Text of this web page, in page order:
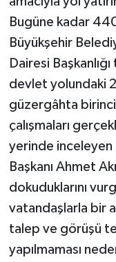
Bugüne kadar
Büyükşehir
Dairesi
devlet yolundaki
güzergâhta
çalışmaları
yerinde inceleyen
Başkanı Ahmet
dokuduklarını
vatandaşlarla bir
talep ve görüşü
yapılmaması
Otomobil
POLİTİKA
Sağlık
SİYASET
SPOR
TEKNOLOJİ
Turizm
ÜLKE